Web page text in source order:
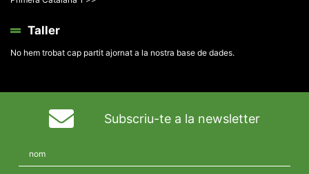
Taller
No hem trobat cap partit ajornat a la nostra base de dades.
Subscriu-te a la newsletter